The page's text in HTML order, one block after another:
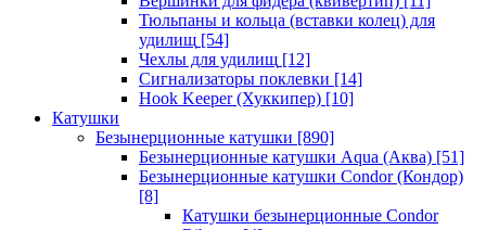
Тюльпаны и кольца (вставки колец) для
удилищ [54]
Чехлы для удилищ [12]
Сигнализаторы поклевки [14]
Hook Keeper (Хуккипер) [10]
Катушки
Безынерционные катушки [890]
Безынерционные катушки Aqua (Аква) [51]
Безынерционные катушки Condor (Кондор)
[8]
Катушки безынерционные Condor